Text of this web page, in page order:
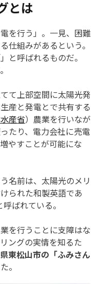
とは
を行う」。一見、困難
仕組みがあるという。
」と呼ばれるものだ。
て上部空間に太陽光発
産と発電とで共有する
産省）農業を行いなが
たり、電力会社に売電
やすことが可能にな
名前は、太陽光のメリ
られた和製英語であ
ばれている。
を行うことに支障はな
ングの実情を知るた
東松山市の「ふみさん
。